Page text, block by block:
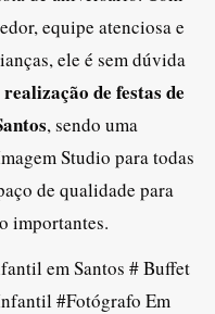
equipe atenciosa e
ele é sem dúvida
de festas de
, sendo uma
Studio para todas
de qualidade para
importantes.
em Santos # Buffet
#Fotógrafo Em